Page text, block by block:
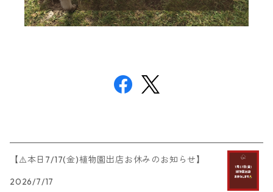
【⚠️本日7/17(金)植物園出店お休みのお知らせ】
2026/7/17